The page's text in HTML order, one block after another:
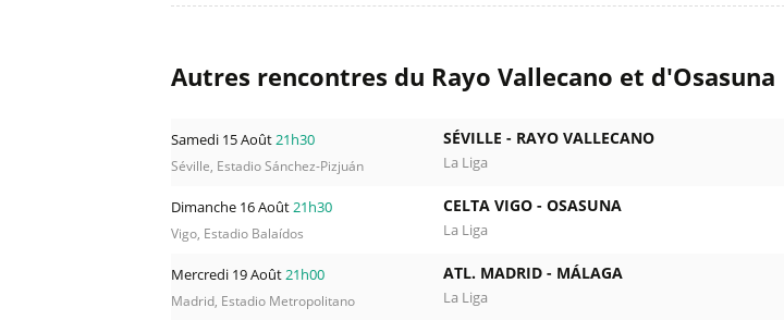
Autres rencontres du Rayo Vallecano et d'Osasuna
Samedi 15 Août21h30
Séville, Estadio Sánchez-Pizjuán
SÉVILLE - RAYO VALLECANO
La Liga
Dimanche 16 Août21h30
Vigo, Estadio Balaídos
CELTA VIGO - OSASUNA
La Liga
Mercredi 19 Août21h00
Madrid, Estadio Metropolitano
ATL. MADRID - MÁLAGA
La Liga